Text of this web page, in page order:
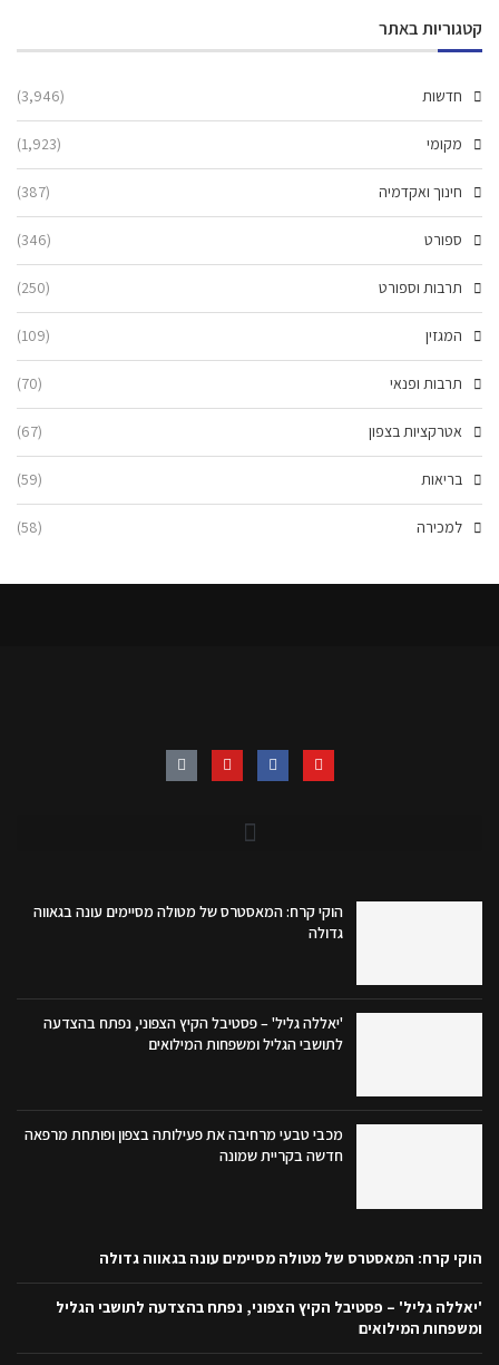
קטגוריות באתר
חדשות (3,946)
מקומי (1,923)
חינוך ואקדמיה (387)
ספורט (346)
תרבות וספורט (250)
המגזין (109)
תרבות ופנאי (70)
אטרקציות בצפון (67)
בריאות (59)
למכירה (58)
הוקי קרח: המאסטרס של מטולה מסיימים עונה בגאווה
גדולה
'יאללה גליל' – פסטיבל הקיץ הצפוני, נפתח בהצדעה
לתושבי הגליל ומשפחות המילואים
מכבי טבעי מרחיבה את פעילותה בצפון ופותחת מרפאה
חדשה בקריית שמונה
הוקי קרח: המאסטרס של מטולה מסיימים עונה בגאווה גדולה
'יאללה גליל' – פסטיבל הקיץ הצפוני, נפתח בהצדעה לתושבי הגליל
ומשפחות המילואים